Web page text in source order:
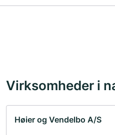
Virksomheder i
Høier og Vendelbo A/S